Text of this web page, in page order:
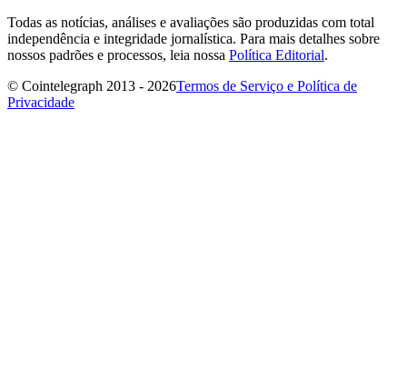
Todas as notícias, análises e avaliações são produzidas com total
independência e integridade jornalística. Para mais detalhes sobre
nossos padrões e processos, leia nossa Política Editorial.
© Cointelegraph 2013 - 2026Termos de Serviço e Política de
Privacidade